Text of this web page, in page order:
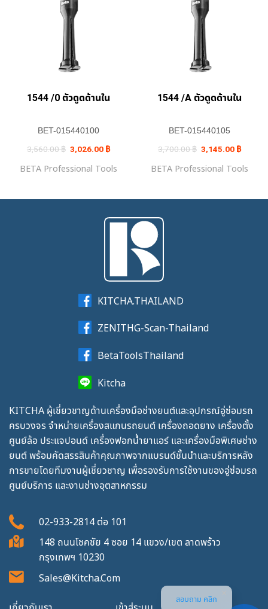
1544 /0 ตัวดูดด้านใน
BET-015440100
3,560.00฿ Original
price
3,560.00 ฿.
3,026.00 ฿Current
price
3,026.00 ฿.
BETA Professional Tools
1544 /A ตัวดูดด้านใน
BET-015440105
3,700.00฿ Original
price
3,700.00 ฿.
3,145.00 ฿Current
price
BETA Professional Tools
KITCHA.THAILAND
ZENITHG-Scan-Thailand
BetaToolsThailand
Kitcha
KITCHA ผู้เชี่ยวชาญด้านเครื่องมือช่างยนต์และอุปกรณ์อู่ซ่อมรถ
ครบวงจร จำหน่ายเครื่องสแกนรถยนต์ เครื่องถอดยาง เครื่องตั้ง
ศูนย์ล้อ ประแจปอนด์ เครื่องฟอกน้ำยาแอร์ และเครื่องมือพิเศษช่าง
ยนต์ พร้อมคัดสรรสินค้าคุณภาพจากแบรนด์ชั้นนำและบริการหลัง
การขายโดยทีมงานผู้เชี่ยวชาญ เพื่อรองรับการใช้งานของอู่ซ่อมรถ
ศูนย์บริการ และงานช่างอุตสาหกรรม
02-933-2814 ต่อ 101
148 ถนนโชคชัย 4 ซอย 14 แขวง/เขต ลาดพร้าว
กรุงเทพฯ 10230
Sales@kitcha.com
สอบถาม คลิก